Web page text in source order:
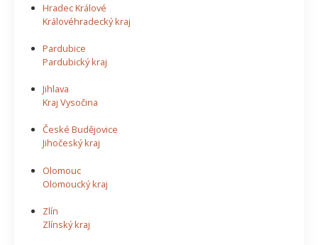
Hradec Králové
Královéhradecký kraj
Pardubice
Pardubický kraj
Jihlava
Kraj Vysočina
České Budějovice
Jihočeský kraj
Olomouc
Olomoucký kraj
Zlín
Zlínský kraj